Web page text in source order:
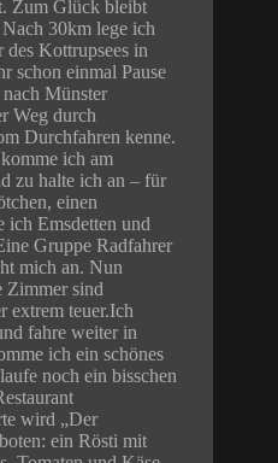
Zum Glück bleibt
30km lege ich
des Kottrupsees in
schon einmal Pause
Münster
Weg durch
Durchfahren kenne.
ich am
zu halte ich an – für
einen
ich Emsdetten und
Gruppe Radfahrer
mich an. Nun
Zimmer sind
extrem teuer.Ich
fahre weiter in
ich ein schönes
noch ein bisschen
wird „Der
ein Rösti mit